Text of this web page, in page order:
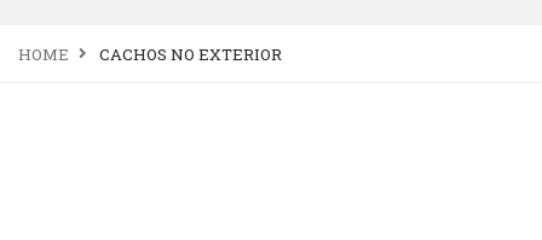
HOME CACHOS NO EXTERIOR